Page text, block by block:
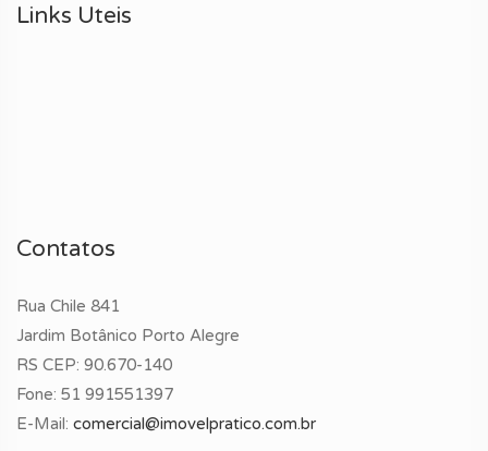
Links Uteis
Contatos
Rua Chile 841
Jardim Botânico Porto Alegre
RS CEP: 90.670-140
Fone: 51 991551397
E-Mail: comercial@imovelpratico.com.br